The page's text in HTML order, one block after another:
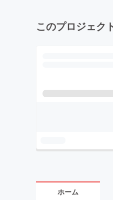
このプロジェク
ホーム